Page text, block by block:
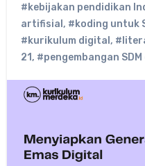
#kebijakan pendidikan
artifisial , #koding untuk
#kurikulum digital ,
21, #pengembangan SDM